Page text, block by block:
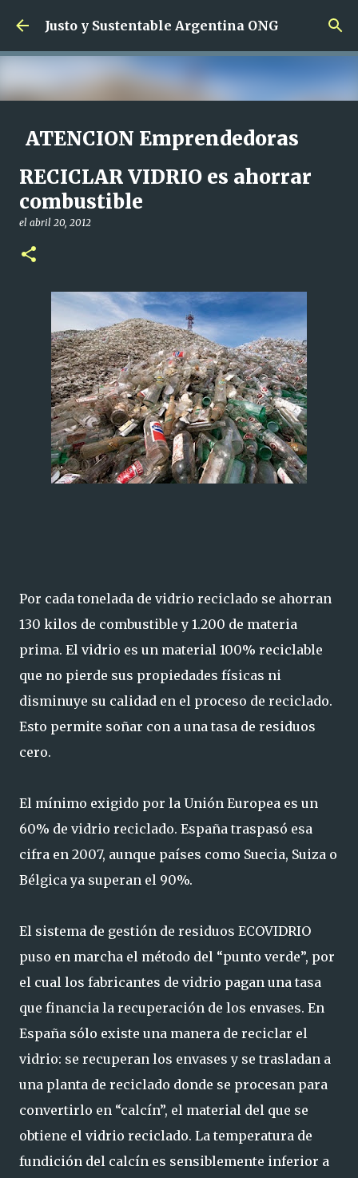
Ir al contenido principal
Justo y Sustentable Argentina ONG
ATENCION Emprendedoras
SIN Limites de edad !!!
eljunio 01, 2024
CAPACITACION SALIDA LABORAL CAPACITACION SIN CARGO
RECICLAR VIDRIO es ahorrar
combustible
el abril 20, 2012
Por cada tonelada de vidrio reciclado se ahorran
130 kilos de combustible y 1.200 de materia
prima. El vidrio es un material 100% reciclable
que no pierde sus propiedades físicas ni
disminuye su calidad en el proceso de reciclado.
Esto permite soñar con a una tasa de residuos
cero.
El mínimo exigido por la Unión Europea es un
60% de vidrio reciclado. España traspasó esa
cifra en 2007, aunque países como Suecia, Suiza o
Bélgica ya superan el 90%.
El sistema de gestión de residuos ECOVIDRIO
puso en marcha el método del “punto verde”, por
el cual los fabricantes de vidrio pagan una tasa
que financia la recuperación de los envases. En
España sólo existe una manera de reciclar el
vidrio: se recuperan los envases y se trasladan a
una planta de reciclado donde se procesan para
convertirlo en “calcín”, el material del que se
obtiene el vidrio reciclado. La temperatura de
fundición del calcín es sensiblemente inferior a